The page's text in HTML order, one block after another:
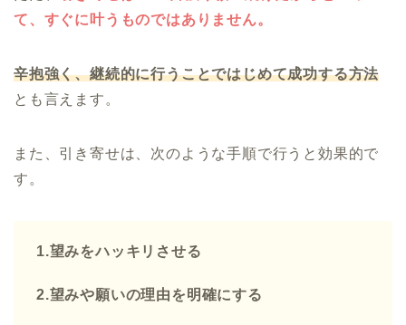
て、すぐに叶うものではありません。
辛抱強く、継続的に行うことではじめて成功する方法
とも言えます。
また、引き寄せは、次のような手順で行うと効果的で
す。
1.望みをハッキリさせる
2.望みや願いの理由を明確にする